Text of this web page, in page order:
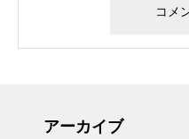
アーカイブ